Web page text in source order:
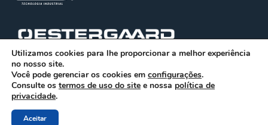
© 2026 ABRA. Associação Brasileira de Reciclagem
Utilizamos cookies para lhe proporcionar a melhor experiência
no nosso site.
Você pode gerenciar os cookies em configurações.
Consulte os termos de uso do site e nossa política de
privacidade.
Aceitar